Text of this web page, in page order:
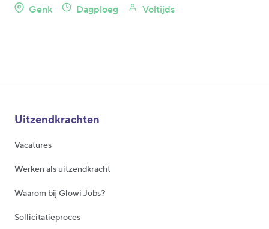
Genk Dagploeg Voltijds
Uitzendkrachten
Vacatures
Werken als uitzendkracht
Waarom bij Glowi Jobs?
Sollicitatieproces